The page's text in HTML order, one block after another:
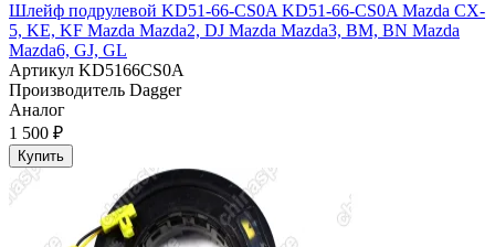
Шлейф подрулевой KD51-66-CS0A KD51-66-CS0A Mazda CX-
5, KE, KF Mazda Mazda2, DJ Mazda Mazda3, BM, BN Mazda
Mazda6, GJ, GL
Артикул KD5166CS0A
Производитель Dagger
Аналог
1 500 ₽
Купить